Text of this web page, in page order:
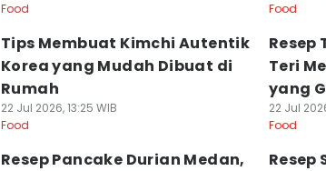
Food
Food
Tips Membuat Kimchi Autentik
Korea yang Mudah Dibuat di
Rumah
22 Jul 2026, 13:25 WIB
Food
Resep
Teri
yang
22 Jul
Food
Resep Pancake Durian Medan,
Resep